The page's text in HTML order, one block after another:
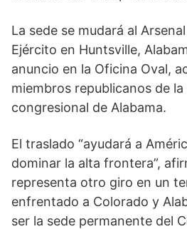
La sede se mudará al
Ejército en Huntsville,
anuncio en la Oficina Oval,
miembros republicanos de
congresional de Alabama.
El traslado “ayudará a
dominar la alta frontera”,
representa otro giro en un
enfrentado a Colorado y
ser la sede permanente del